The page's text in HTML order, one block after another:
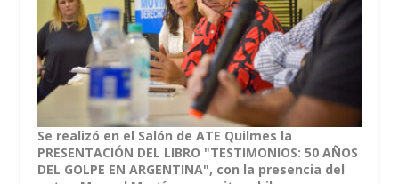
Se realizó en el Salón de ATE Quilmes la
PRESENTACIÓN DEL LIBRO "TESTIMONIOS: 50 AÑOS
DEL GOLPE EN ARGENTINA", con la presencia del